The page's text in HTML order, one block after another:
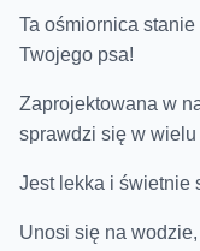
Ta ośmiornica
Twojego psa!
Zaprojektowana w
sprawdzi się w wielu
Jest lekka i świetnie
Unosi się na